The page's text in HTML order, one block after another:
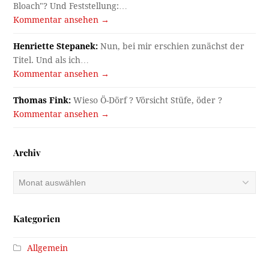
Bloach"? Und Feststellung:…
Kommentar ansehen →
Henriette Stepanek: Nun, bei mir erschien zunächst der
Titel. Und als ich…
Kommentar ansehen →
Thomas Fink: Wieso Ö-Dörf ? Vörsicht Stüfe, öder ?
Kommentar ansehen →
Archiv
Archiv
Kategorien
Allgemein